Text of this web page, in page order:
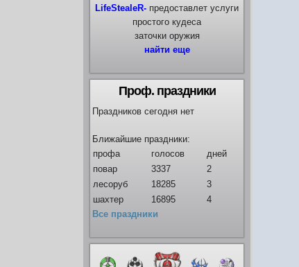
LifeStealeR- предоставлет услуги
простого кудеса
заточки оружия
найти еще
Проф. праздники
Праздников сегодня нет
Ближайшие праздники:
профа
голосов
дней
повар
3337
2
лесоруб
18285
3
шахтер
16895
4
Все праздники